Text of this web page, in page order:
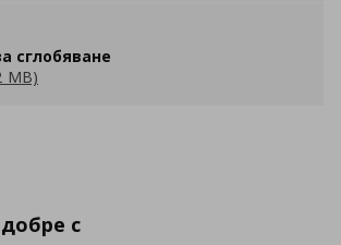
сглобяване
MB)
с